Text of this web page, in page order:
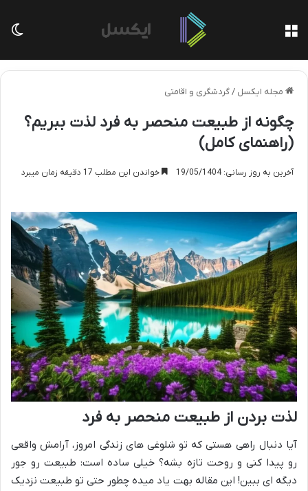
مجله ایکسل /گردشگری و اقامتی
چگونه از طبیعت منحصر به فرد لذت ببریم؟
(راهنمای کامل)
آخرین به روز رسانی: 19/05/1404 خواندن این مطلب 17 دقیقه زمان میبرد
لذت بردن از طبیعت منحصر به فرد
آیا دنبال راهی هستی که تو شلوغی های زندگی امروز، آرامش واقعی
رو پیدا کنی و روحت تازه بشه؟ خیلی ساده است: طبیعت رو جور
دیگه ای ببین! این مقاله بهت یاد میده چطور حتی تو طبیعت نزدیک